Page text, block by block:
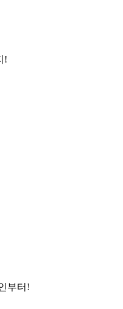
!
부터!